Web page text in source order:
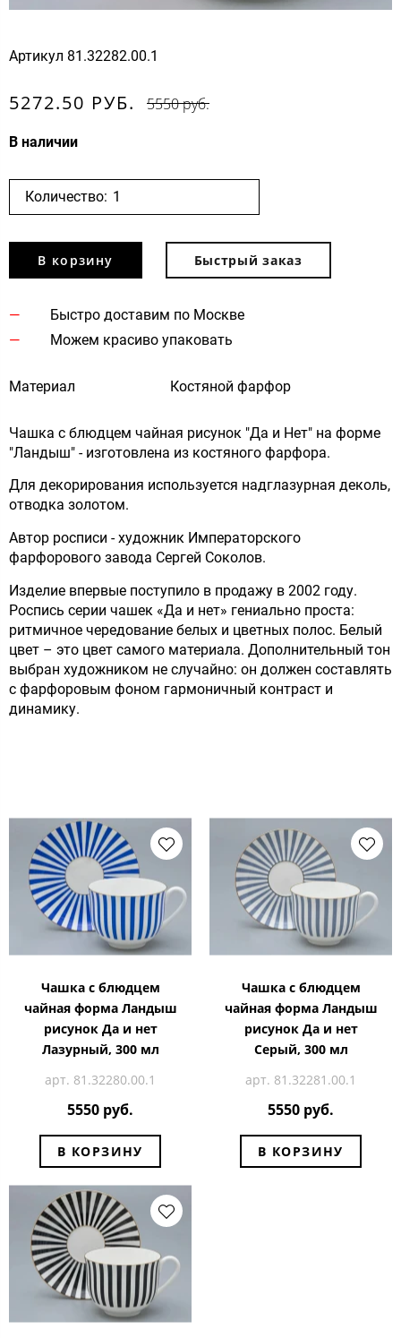
Артикул 81.32282.00.1
5272.50 РУБ. 5550 руб.
В наличии
Количество:
В корзину Быстрый заказ
Быстро доставим по Москве
Можем красиво упаковать
Материал Костяной фарфор
Чашка с блюдцем чайная рисунок "Да и Нет" на форме
"Ландыш" - изготовлена из костяного фарфора.
Для декорирования используется надглазурная деколь,
отводка золотом.
Автор росписи - художник Императорского
фарфорового завода Сергей Соколов.
Изделие впервые поступило в продажу в 2002 году.
Роспись серии чашек «Да и нет» гениально проста:
ритмичное чередование белых и цветных полос. Белый
цвет – это цвет самого материала. Дополнительный тон
выбран художником не случайно: он должен составлять
с фарфоровым фоном гармоничный контраст и
динамику.
Чашка с блюдцем
чайная форма Ландыш
рисунок Да и нет
Лазурный, 300 мл
арт. 81.32280.00.1
5550 руб.
В КОРЗИНУ
Чашка с блюдцем
чайная форма Ландыш
рисунок Да и нет
Серый, 300 мл
арт. 81.32281.00.1
5550 руб.
В КОРЗИНУ